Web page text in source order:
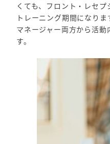
くても、フロント・レセ
トレーニング期間になり
マネージャー両方から活
す。